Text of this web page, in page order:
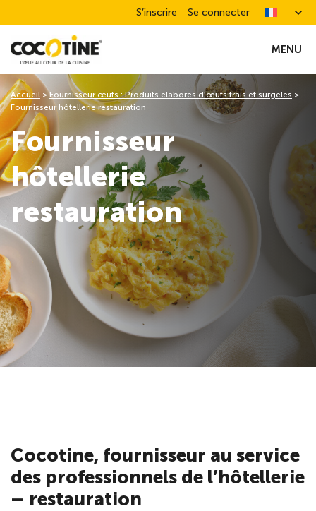
S’inscrire Se connecter
MENU
Fournisseur
hôtellerie
restauration
Accueil >Fournisseur œufs : Produits élaborés d’œufs frais et surgelés >
Fournisseur hôtellerie restauration
Cocotine, fournisseur au service
des professionnels de l’hôtellerie
– restauration